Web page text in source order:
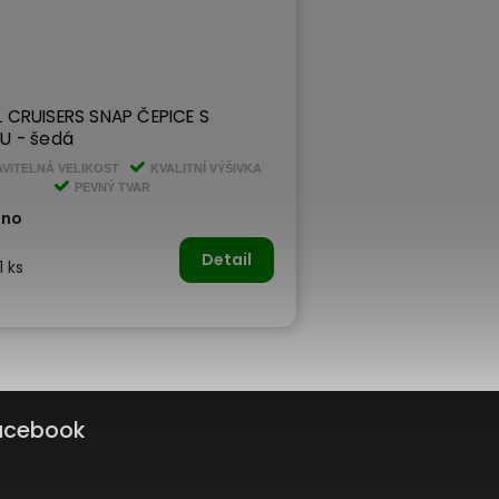
CRUISERS SNAP ČEPICE S
- šedá
VELIKOST
KVALITNÍ VÝŠIVKA
PEVNÝ TVAR
ks Detail